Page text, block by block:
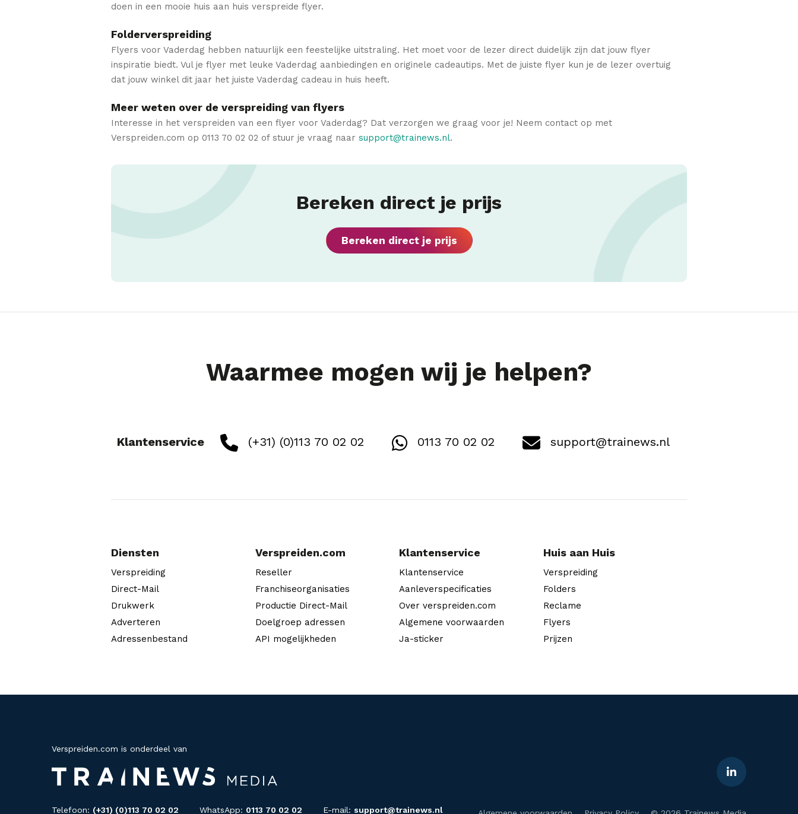
doen in een mooie huis aan huis verspreide flyer.
Folderverspreiding
Flyers voor Vaderdag hebben natuurlijk een feestelijke uitstraling. Het moet voor de lezer direct duidelijk zijn dat jouw flyer
inspiratie biedt. Vul je flyer met leuke Vaderdag aanbiedingen en originele cadeautips. Met de juiste flyer kun je de lezer overtuig
dat jouw winkel dit jaar het juiste Vaderdag cadeau in huis heeft.
Meer weten over de verspreiding van flyers
Interesse in het verspreiden van een flyer voor Vaderdag? Dat verzorgen we graag voor je! Neem contact op met
Verspreiden.com op 0113 70 02 02 of stuur je vraag naar support@trainews.nl.
Bereken direct je prijs
Bereken direct je prijs
Waarmee mogen wij je helpen?
Klantenservice (+31) (0)113 70 02 02 0113 70 02 02 support@trainews.nl
Diensten
Verspreiding
Direct-Mail
Drukwerk
Adverteren
Adressenbestand
Verspreiden.com
Reseller
Franchiseorganisaties
Productie Direct-Mail
Doelgroep adressen
API mogelijkheden
Klantenservice
Klantenservice
Aanleverspecificaties
Over verspreiden.com
Algemene voorwaarden
Ja-sticker
Huis aan Huis
Verspreiding
Folders
Reclame
Flyers
Prijzen
Verspreiden.com is onderdeel van
Telefoon: (+31) (0)113 70 02 02 WhatsApp: 0113 70 02 02 E-mail: support@trainews.nl